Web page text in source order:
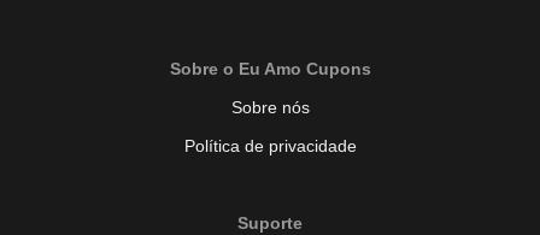
Sobre o Eu Amo Cupons
Sobre nós
Política de privacidade
Suporte